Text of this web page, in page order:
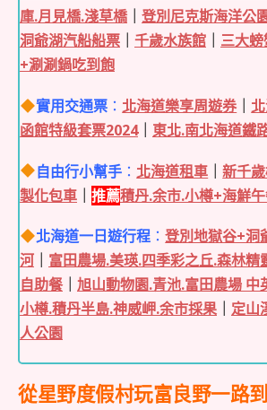
庫.月見橋.淺草橋
登別尼克斯海洋公
洞爺湖汽船船票
千歲水族館
三大
+涮涮鍋吃到飽
實用交通票 ： 北海道樂享周遊券｜
函館特級套票2024｜ 東北.南北海道鐵
自由行小幫手 ： 北海道租車 ｜新千
製化包車 ｜ 推薦積丹.余市.小樽+海鮮
北海道一日遊行程 ：登別地獄谷+洞
河
富田農場.美瑛.四季彩之丘.森林精
自助餐｜ 旭山動物園.青池.富田農場 中
小樽.積丹半島.神威岬.余市採果
定山
人公園
從星野度假村玩富良野一路